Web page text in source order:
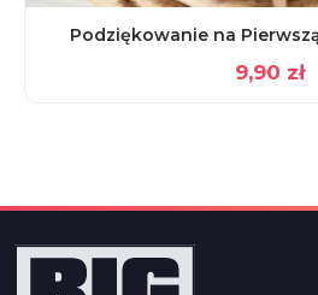
Podziękowanie na
9,90 zł